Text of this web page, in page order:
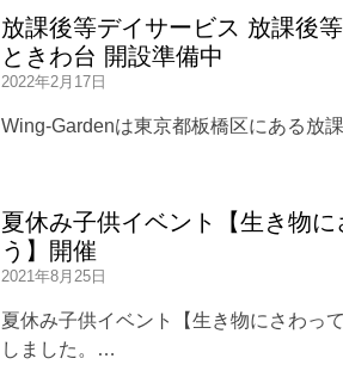
放課後等デイサービス 放課後
ときわ台 開設準備中
2022年2月17日
Wing-Gardenは東京都板橋区にある放
夏休み子供イベント【生き物に
う】開催
2021年8月25日
夏休み子供イベント【生き物にさわっ
しました。…